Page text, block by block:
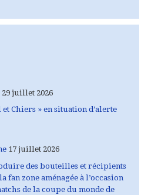
29 juillet 2026
et Chiers » en situation d’alerte
17 juillet 2026
des bouteilles et récipients
fan zone aménagée à l’occasion
de la coupe du monde de